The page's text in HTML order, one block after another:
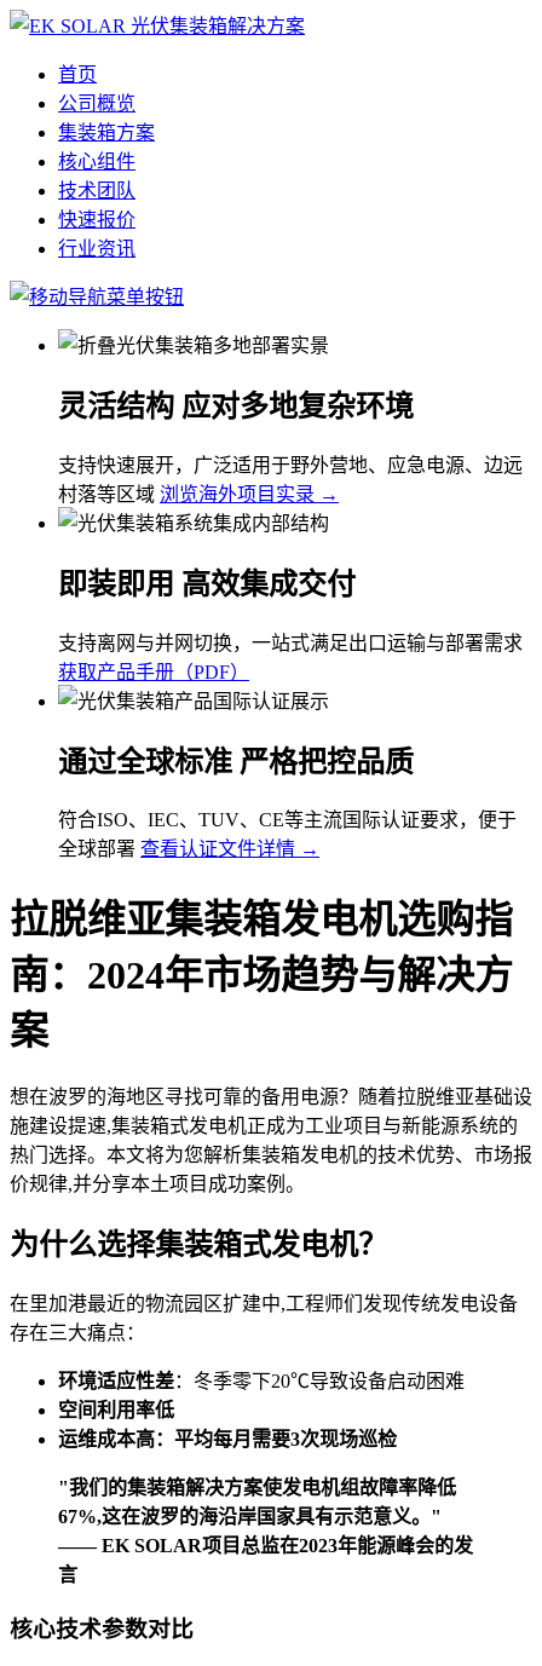
首页
公司概览
集装箱方案
核心组件
技术团队
快速报价
行业资讯
灵活结构 应对多地复杂环境
支持快速展开，广泛适用于野外营地、应急电源、边远
村落等区域 浏览海外项目实录 →
即装即用 高效集成交付
支持离网与并网切换，一站式满足出口运输与部署需求
获取产品手册（PDF）
通过全球标准 严格把控品质
符合ISO、IEC、TUV、CE等主流国际认证要求，便于
全球部署 查看认证文件详情 →
拉脱维亚集装箱发电机选购指
南：2024年市场趋势与解决方
案
想在波罗的海地区寻找可靠的备用电源？随着拉脱维亚基础设
施建设提速,集装箱式发电机正成为工业项目与新能源系统的
热门选择。本文将为您解析集装箱发电机的技术优势、市场报
价规律,并分享本土项目成功案例。
为什么选择集装箱式发电机？
在里加港最近的物流园区扩建中,工程师们发现传统发电设备
存在三大痛点：
环境适应性差：冬季零下20℃导致设备启动困难
空间利用率低
运维成本高：平均每月需要3次现场巡检
"我们的集装箱解决方案使发电机组故障率降低
67%,这在波罗的海沿岸国家具有示范意义。"
—— EK SOLAR项目总监在2023年能源峰会的发
言
核心技术参数对比